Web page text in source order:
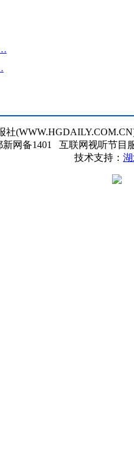
社
新网备1401 互联网视听节目
技术支持：